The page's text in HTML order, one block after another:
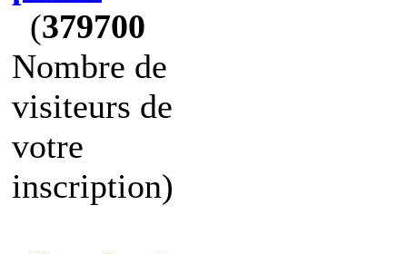
(379700
Nombre de
visiteurs de
votre
inscription)